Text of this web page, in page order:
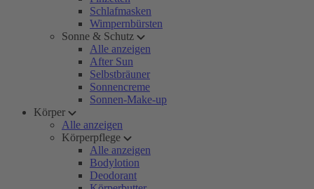
Schlafmasken
Wimpernbürsten
Sonne & Schutz
Alle anzeigen
After Sun
Selbstbräuner
Sonnencreme
Sonnen-Make-up
Körper
Alle anzeigen
Körperpflege
Alle anzeigen
Bodylotion
Deodorant